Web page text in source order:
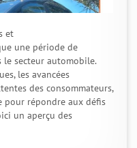
et
une période de
secteur automobile.
les avancées
des consommateurs,
répondre aux défis
un aperçu des